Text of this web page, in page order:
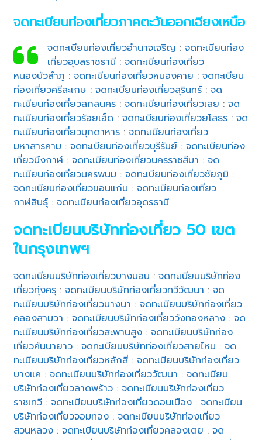
จดทะเบียนท่องเที่ยวภาคตะวันออกเฉียงเหนือ
จดทะเบียนท่องเที่ยวอำนาจเจริญ : จดทะเบียนท่อง
เที่ยวอุบลราชธานี: จดทะเบียนท่องเที่ยว
หนองบัวลำภู :จดทะเบียนท่องเที่ยวหนองคาย :จดทะเบียน
ท่องเที่ยวศรีสะเกษ :จดทะเบียนท่องเที่ยวสุรินทร์ :จด
ทะเบียนท่องเที่ยวสกลนคร :จดทะเบียนท่องเที่ยวเลย :จด
ทะเบียนท่องเที่ยวร้อยเอ็ด :จดทะเบียนท่องเที่ยวยโสธร :จด
ทะเบียนท่องเที่ยวมุกดาหาร :จดทะเบียนท่องเที่ยว
มหาสารคาม :จดทะเบียนท่องเที่ยวบุรีรัมย์ :จดทะเบียนท่อง
เที่ยวบึงกาฬ :จดทะเบียนท่องเที่ยวนครราชสีมา :จด
ทะเบียนท่องเที่ยวนครพนม :จดทะเบียนท่องเที่ยวชัยภูมิ :
จดทะเบียนท่องเที่ยวขอนแก่น :จดทะเบียนท่องเที่ยว
กาฬสินธุ์ :จดทะเบียนท่องเที่ยวอุดรธานี
จดทะเบียนบริษัทท่องเที่ยว 50 เขต
ในกรุงเทพฯ
จดทะเบียนบริษัทท่องเที่ยวบางบอน :จดทะเบียนบริษัทท่อง
เที่ยวทุ่งครุ :จดทะเบียนบริษัทท่องเที่ยวทวีวัฒนา :จด
ทะเบียนบริษัทท่องเที่ยวบางนา :จดทะเบียนบริษัทท่องเที่ยว
คลองสามวา :จดทะเบียนบริษัทท่องเที่ยววังทองหลาง :จด
ทะเบียนบริษัทท่องเที่ยวสะพานสูง :จดทะเบียนบริษัทท่อง
เที่ยวคันนายาว :จดทะเบียนบริษัทท่องเที่ยวสายไหม :จด
ทะเบียนบริษัทท่องเที่ยวหลักสี่ :จดทะเบียนบริษัทท่องเที่ยว
บางแค :จดทะเบียนบริษัทท่องเที่ยววัฒนา :จดทะเบียน
บริษัทท่องเที่ยวลาดพร้าว :จดทะเบียนบริษัทท่องเที่ยว
ราชเทวี :จดทะเบียนบริษัทท่องเที่ยวดอนเมือง :จดทะเบียน
บริษัทท่องเที่ยวจอมทอง :จดทะเบียนบริษัทท่องเที่ยว
สวนหลวง :จดทะเบียนบริษัทท่องเที่ยวคลองเตย :จด